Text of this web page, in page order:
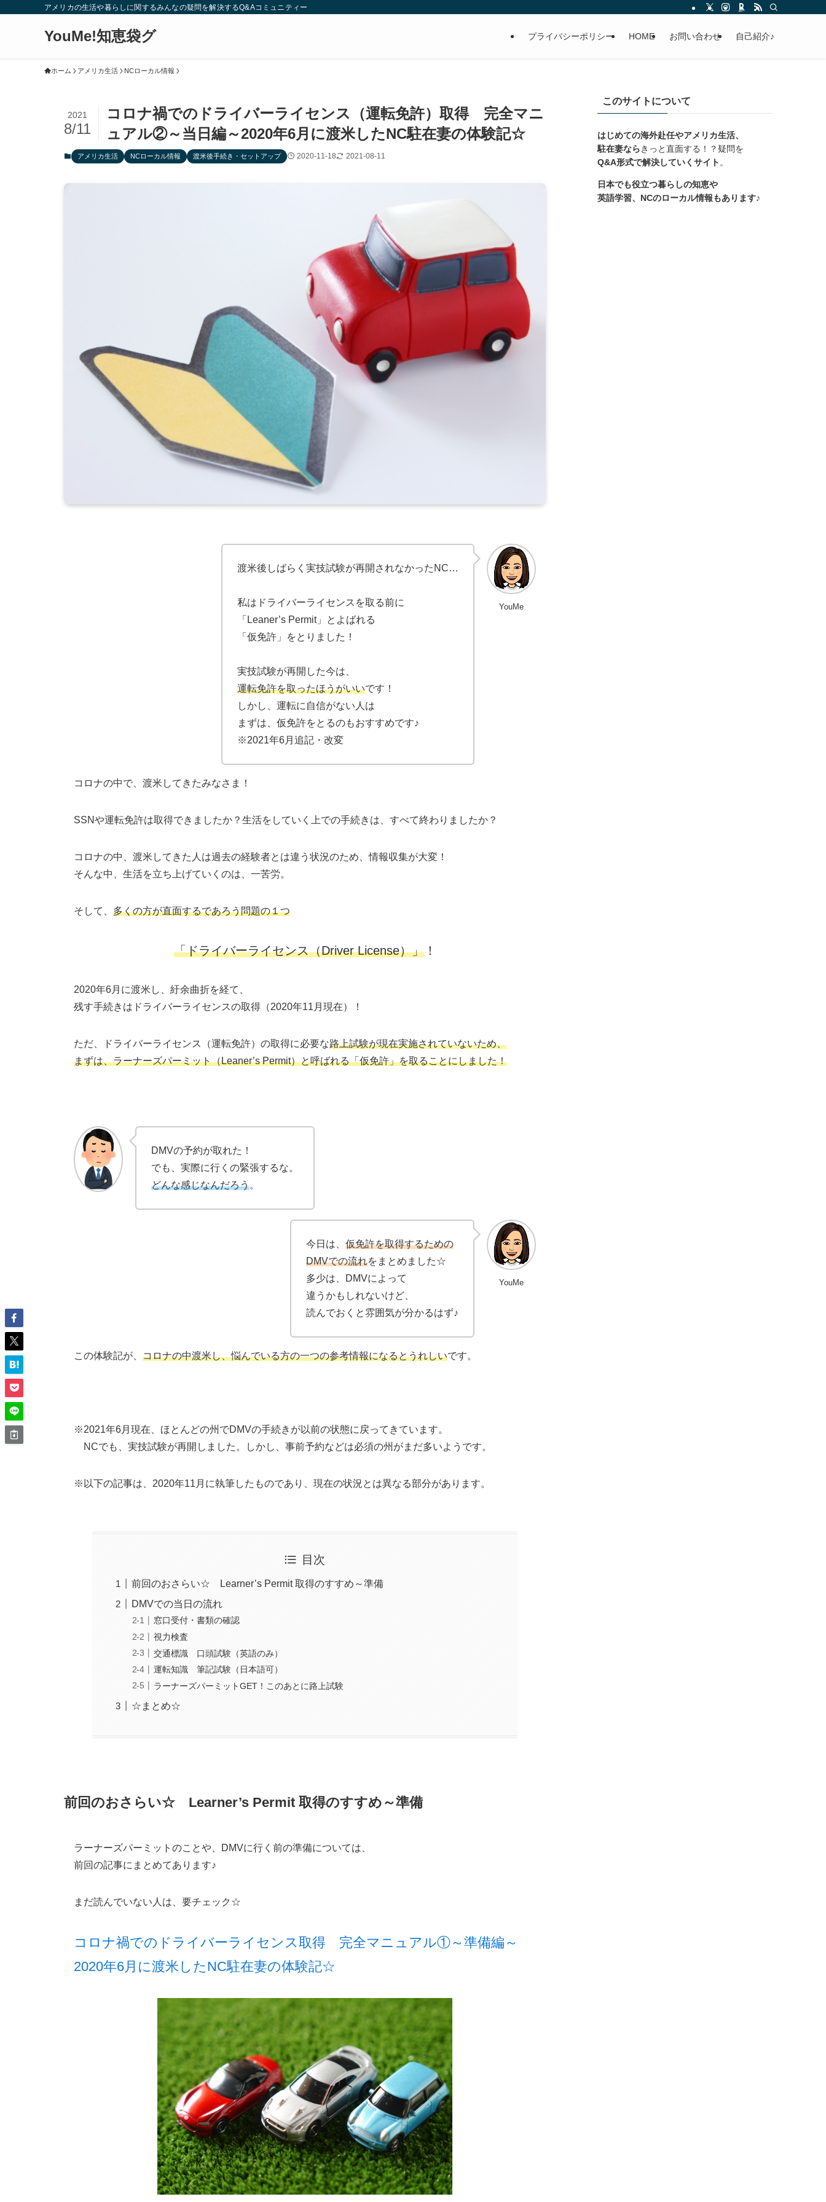
アメリカの生活や暮らしに関するみんなの疑問を解決するQ&Aコミュニティー
YouMe!知恵袋グ プライバシーポリシー HOME お問い合わせ 自己紹介♪
ホーム アメリカ生活 NCローカル情報
コロナ禍でのドライバーライセンス（運転免許）取得 完全マニ
ュアル②～当日編～2020年6月に渡米したNC駐在妻の体験記☆
2021
8/11
アメリカ生活 NCローカル情報 渡米後手続き・セットアップ 2020-11-18 2021-08-11
YouMe
渡米後しばらく実技試験が再開されなかったNC…
私はドライバーライセンスを取る前に
「Leaner’s Permit」
とよばれる
「仮免許」
をとりました！
実技試験が再開した今は、
運転免許を取ったほうがいいです！
しかし、 運転に自信がない人は
まずは、仮免許をとるのもおすすめです♪
※2021年6月追記・改変
コロナの中で、 渡米 してきたみなさま！
SSNや運転免許は取得できましたか？生活をしていく上での手続きは、すべて終わりましたか？
コロナの中、渡米してきた人は過去の経験者とは違う状況のため、情報収集が大変 ！
そんな中、生活を立ち上げていくのは、一苦労。
そして、 多くの方が直面するであろう問題の１つ
「ドライバーライセンス（Driver License）」！
2020年6月に渡米し、紆余曲折を経て、
残す手続きはドライバーライセンスの取得 （2020年11月現在）！
ただ、ドライバーライセンス（運転免許）の取得に必要な路上試験が現在実施されていないため、
まずは、ラーナーズパーミット（Leaner’s Permit）と呼ばれる「仮免許」を取ることにしました！
DMVの予約が取れた！
でも、 実際に行くの緊張するな。
どんな感じなんだろう。
YouMe
今日は、 仮免許を取得するための
DMVでの流れをまとめました☆
多少は、DMVによって
違うかもしれないけど、
読んでおくと雰囲気が分かるはず♪
この体験記が、 コロナの中渡米し、悩んでいる方の一つの参考情報になるとうれしいです。
※2021年6月現在、ほとんどの州でDMVの手続きが以前の状態に戻ってきています。
NCでも、実技試験が再開しました。しかし、事前予約などは必須の州がまだ多いようです。
※以下の記事は、2020年11月に執筆したものであり、現在の状況とは異なる部分があります。
目次
前回のおさらい☆ Learner’s Permit 取得のすすめ～準備
DMVでの当日の流れ
窓口受付・書類の確認
視力検査
交通標識 口頭試験（英語のみ）
運転知識 筆記試験（日本語可）
ラーナーズパーミットGET！このあとに路上試験
☆まとめ☆
前回のおさらい☆ Learner’s Permit 取得のすすめ～準備
ラーナーズパーミットのことや、DMVに行く前の準備については、
前回の記事にまとめてあります♪
まだ読んでいない人は、 要チェック ☆
コロナ禍でのドライバーライセンス取得 完全マニュアル①～準備編～
2020年6月に渡米したNC駐在妻の体験記☆
このサイトについて
はじめての海外赴任やアメリカ生活、
駐在妻ならきっと直面する！？疑問を
Q&A形式で解決していくサイト 。
日本でも役立つ暮らしの知恵や
英語学習、NCのローカル情報もあります♪